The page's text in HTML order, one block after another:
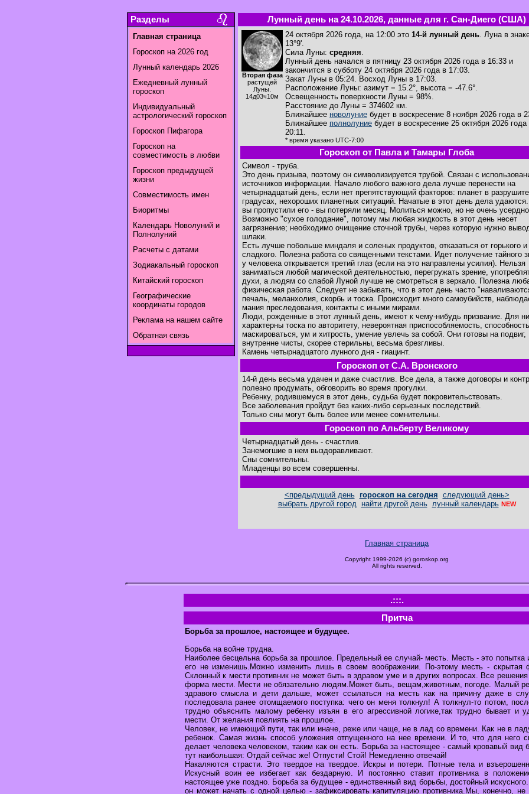
Разделы
Главная страница
Гороскоп на 2026 год
Лунный календарь 2026
Ежедневный лунный
гороскоп
Индивидуальный
астрологический гороскоп
Гороскоп Пифагора
Гороскоп на
совместимость в любви
Гороскоп предыдущей
жизни
Совместимость имен
Биоритмы
Календарь Новолуний и
Полнолуний
Расчеты с датами
Зодиакальный гороскоп
Китайский гороскоп
Географические
координаты городов
Реклама на нашем сайте
Обратная связь
Лунный день на 24.10.2026, данные для г. Сан-Диего (США)
Вторая фаза
растущей
Луны.
14д03ч10м
24 октября 2026 года, на 12:00 это 14-й лунный день. Луна в
13°9'.
Сила Луны: средняя.
Лунный день начался в пятницу 23 октября 2026 года в 16:33 и
закончится в субботу 24 октября 2026 года в 17:03.
Закат Луны в 05:24. Восход Луны в 17:03.
Расположение Луны: азимут = 15.2°, высота = -47.6°.
Освещенность поверхности Луны = 98%.
Расстояние до Луны = 374602 км.
Ближайшее новолуние будет в воскресение 8 ноября 2026 года в
Ближайшее полнолуние будет в воскресение 25 октября 2026 года
20:11.
* время указано UTC-7:00
Гороскоп от Павла и Тамары Глоба
Символ - труба.
Это день призыва, поэтому он символизируется трубой. Связан с
источников информации. Начало любого важного дела лучше перенести на
четырнадцатый день, если нет препятствующий факторов: планет в
градусах, нехороших планетных ситуаций. Начатые в этот день дела
вы пропустили его - вы потеряли месяц. Молиться можно, но не очень
Возможно "сухое голодание", потому мы любая жидкость в этот день несет
загрязнение; необходимо очищение сточной трубы, через которую нужно
шлаки.
Есть лучше побольше миндаля и соленых продуктов, отказаться от горького и
сладкого. Полезна работа со священными текстами. Идет получение тайного
у человека открывается третий глаз (если на это направлены усилия). Нельзя
заниматься любой магической деятельностью, перегружать зрение,
духи, а людям со слабой Луной лучше не смотреться в зеркало. Полезна
физическая работа. Следует не забывать, что в этот день часто
печаль, меланхолия, скорбь и тоска. Происходит много самоубийств,
мания преследования, контакты с иными мирами.
Люди, рожденные в этот лунный день, имеют к чему-нибудь призвание. Для
характерны тоска по авторитету, невероятная приспособляемость, способность
маскироваться, ум и хитрость, умение увлечь за собой. Они готовы на подвиг,
внутренне чисты, скорее стерильны, весьма брезгливы.
Камень четырнадцатого лунного дня - гиацинт.
Гороскоп от С.А. Вронского
14-й день весьма удачен и даже счастлив. Все дела, а также договоры и
полезно продумать, обговорить во время прогулки.
Ребенку, родившемуся в этот день, судьба будет покровительствовать.
Все заболевания пройдут без каких-либо серьезных последствий.
Только сны могут быть более или менее сомнительны.
Гороскоп по Альберту Великому
Четырнадцатый день - счастлив.
Занемогшие в нем выздоравливают.
Сны сомнительны.
Младенцы во всем совершенны.
<предыдущий день гороскоп на сегодня следующий день>
выбрать другой город
найти другой день лунный календарь NEW
Главная страница
Copyright 1999-2026 (c) goroskop.org
All rights reserved.
.:::.
Притча
Борьба за прошлое, настоящее и будущее.
Борьба на войне трудна.
Наиболее бесцельна борьба за прошлое. Предельный ее случай- месть. Месть - это
его не изменишь.Можно изменить лишь в своем воображении. По-этому месть - скрытая
Склонный к мести противник не может быть в здравом уме и в других вопросах. Все
форма мести. Мести не обязательно людям.Может быть, вещам,животным, погоде. Малый
здравого смысла и дети дальше, может ссылаться на месть как на причину даже в
последовала ранее отомщаемого поступка: чего он меня толкнул! А толкнул-то потом,
трудно объяснить малому ребенку изъян в его агрессивной логике,так трудно бывает и
мести. От желания повлиять на прошлое.
Человек, не имеющий пути, так или иначе, реже или чаще, не в лад со времени. Как не в
ребенок. Самая жизнь способ уложения отпущенного на нее времени. И то, что для него
делает человека человеком, таким как он есть. Борьба за настоящее - самый кровавый вид
тут наибольшая: Отдай сейчас же! Отпусти! Стой! Немедленно отвечай!
Накаляются страсти. Это твердое на твердое. Искры и потери. Потные тела и
Искусный воин ее избегает как бездарную. И постоянно ставит противника в
настоящее уже поздно. Борьба за будущее - единственный вид борьбы, достойный
он может начать с одной целью - зафиксировать капитуляцию противника.Мы, конечно,